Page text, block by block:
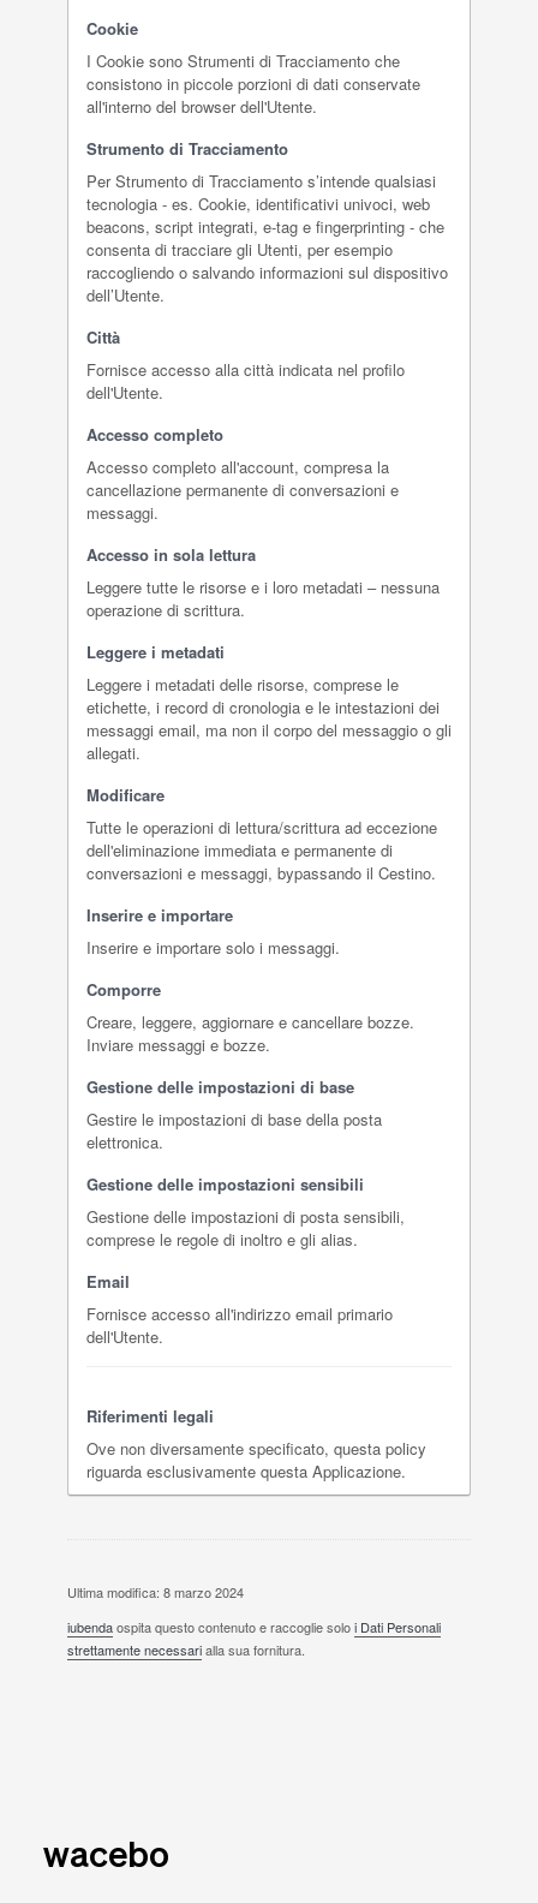
Cookie
I Cookie sono Strumenti di Tracciamento che
consistono in piccole porzioni di dati conservate
all'interno del browser dell'Utente.
Strumento di Tracciamento
Per Strumento di Tracciamento s’intende qualsiasi
tecnologia - es. Cookie, identificativi univoci, web
beacons, script integrati, e-tag e fingerprinting - che
consenta di tracciare gli Utenti, per esempio
raccogliendo o salvando informazioni sul dispositivo
dell’Utente.
Città
Fornisce accesso alla città indicata nel profilo
dell'Utente.
Accesso completo
Accesso completo all'account, compresa la
cancellazione permanente di conversazioni e
messaggi.
Accesso in sola lettura
Leggere tutte le risorse e i loro metadati – nessuna
operazione di scrittura.
Leggere i metadati
Leggere i metadati delle risorse, comprese le
etichette, i record di cronologia e le intestazioni dei
messaggi email, ma non il corpo del messaggio o gli
allegati.
Modificare
Tutte le operazioni di lettura/scrittura ad eccezione
dell'eliminazione immediata e permanente di
conversazioni e messaggi, bypassando il Cestino.
Inserire e importare
Inserire e importare solo i messaggi.
Comporre
Creare, leggere, aggiornare e cancellare bozze.
Inviare messaggi e bozze.
Gestione delle impostazioni di base
Gestire le impostazioni di base della posta
elettronica.
Gestione delle impostazioni sensibili
Gestione delle impostazioni di posta sensibili,
comprese le regole di inoltro e gli alias.
Email
Fornisce accesso all'indirizzo email primario
dell'Utente.
Riferimenti legali
Ove non diversamente specificato, questa policy
riguarda esclusivamente questa Applicazione.
Ultima modifica: 8 marzo 2024
iubendaospita questo contenuto e raccoglie soloi Dati Personali
strettamente necessarialla sua fornitura.
wacebo